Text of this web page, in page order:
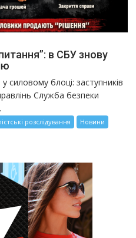
в СБУ знову
силовому блоці: заступників
Служба безпеки
розслідування
Новини